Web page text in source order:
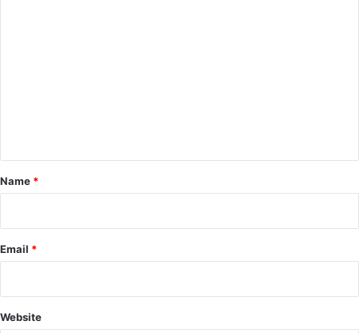
*
Name *
Email *
Website